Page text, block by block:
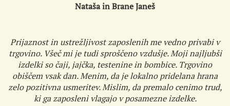
Nataša in Brane Janeš
Prijaznost in ustrežljivost zaposlenih me vedno privabi v
trgovino. Všeč mi je tudi sproščeno vzdušje. Moji najljubši
izdelki so čaji, jajčka, testenine in bombice. Trgovino
obiščem vsak dan. Menim, da je lokalno pridelana hrana
zelo pozitivna usmeritev. Mislim, da premalo cenimo trud,
ki ga zaposleni vlagajo v posamezne izdelke.